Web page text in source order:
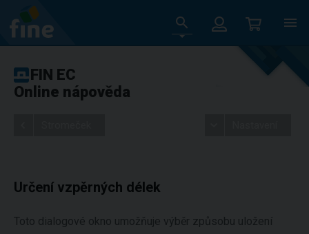
FIN EC
Online nápověda
Určení vzpěrných délek
Toto dialogové okno umožňuje výběr způsobu uložení